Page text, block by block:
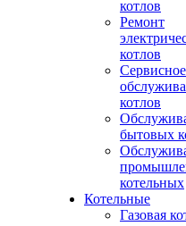
котлов
Ремонт
котлов
Сервисное
котлов
бытовых
котельных
Котельные
Газовая